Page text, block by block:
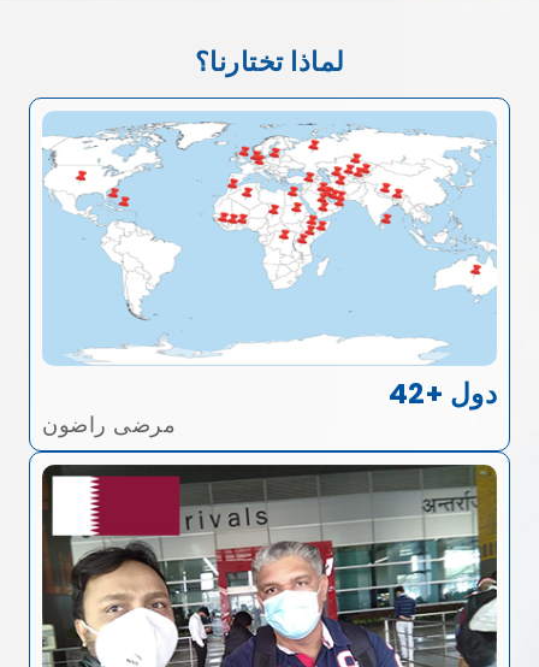
لماذا تختارنا؟
42+ دول
مرضى راضون